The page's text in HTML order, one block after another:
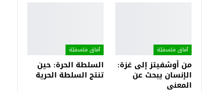
آفاق فلسفيّة‎
من أوشفيتز إلى غزة:
الإنسان يبحث عن
المعنى
آفاق فلسفيّة‎
السلطة الحرة: حين
تنتج السلطة الحرية